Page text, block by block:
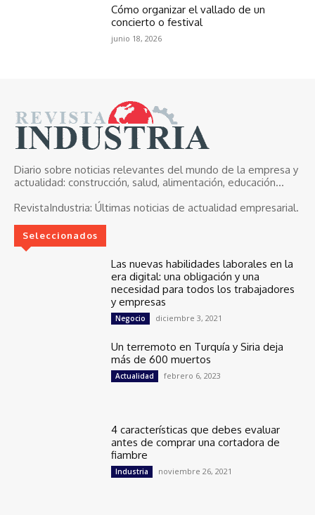
Cómo organizar el vallado de un
concierto o festival
junio 18, 2026
Diario sobre noticias relevantes del mundo de la empresa y
actualidad: construcción, salud, alimentación, educación...
RevistaIndustria: Últimas noticias de actualidad empresarial.
Seleccionados
Las nuevas habilidades laborales en la
era digital: una obligación y una
necesidad para todos los trabajadores
y empresas
Negocio diciembre 3, 2021
Un terremoto en Turquía y Siria deja
más de 600 muertos
Actualidad febrero 6, 2023
4 características que debes evaluar
antes de comprar una cortadora de
fiambre
Industria noviembre 26, 2021